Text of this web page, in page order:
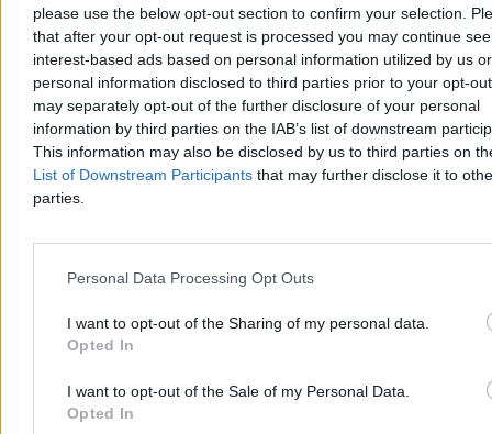
please use the below opt-out section to confirm your selection.
that after your opt-out request is processed you may continue
interest-based ads based on personal information utilized by us or
personal information disclosed to third parties prior to your opt-
may separately opt-out of the further disclosure of your personal
information by third parties on the IAB’s list of downstream
This information may also be disclosed by us to third parties on
List of Downstream Participants that may further disclose it to
parties.
Personal Data Processing Opt Outs
I want to opt-out of the Sharing of my personal data.
Opted In
I want to opt-out of the Sale of my Personal Data.
Opted In
Kaczyński o protestujących na miesięcznicy.
„Przyjdzie dzień zwycięstwa i ukarania”
Okrzyki protestujących towarzyszyły miesięcznicy smoleńskiej na
placu Piłsudskiego w Warszawie. Jarosław Kaczyński ostro
dzień zwycięstwa i ukarania – stwierdził.
Bartosz Michalski
Reklama